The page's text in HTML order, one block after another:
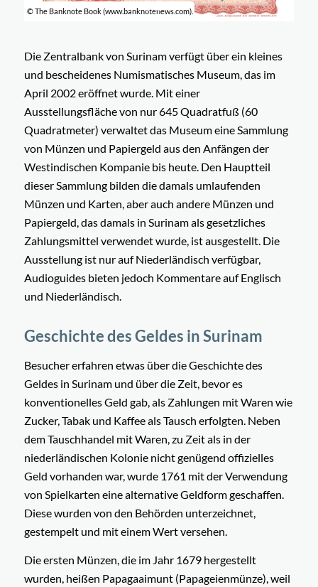
© The Banknote Book (www.banknotenews.com). 1 2 3
Die Zentralbank von Surinam verfügt über ein kleines
und bescheidenes Numismatisches Museum, das im
April 2002 eröffnet wurde. Mit einer
Ausstellungsfläche von nur 645 Quadratfuß (60
Quadratmeter) verwaltet das Museum eine Sammlung
von Münzen und Papiergeld aus den Anfängen der
Westindischen Kompanie bis heute. Den Hauptteil
dieser Sammlung bilden die damals umlaufenden
Münzen und Karten, aber auch andere Münzen und
Papiergeld, das damals in Surinam als gesetzliches
Zahlungsmittel verwendet wurde, ist ausgestellt. Die
Ausstellung ist nur auf Niederländisch verfügbar,
Audioguides bieten jedoch Kommentare auf Englisch
und Niederländisch.
Geschichte des Geldes in Surinam
Besucher erfahren etwas über die Geschichte des
Geldes in Surinam und über die Zeit, bevor es
konventionelles Geld gab, als Zahlungen mit Waren wie
Zucker, Tabak und Kaffee als Tausch erfolgten. Neben
dem Tauschhandel mit Waren, zu Zeit als in der
niederländischen Kolonie nicht genügend offizielles
Geld vorhanden war, wurde 1761 mit der Verwendung
von Spielkarten eine alternative Geldform geschaffen.
Diese wurden von den Behörden unterzeichnet,
gestempelt und mit einem Wert versehen.
Die ersten Münzen, die im Jahr 1679 hergestellt
wurden, heißen Papagaaimunt (Papageienmünze), weil